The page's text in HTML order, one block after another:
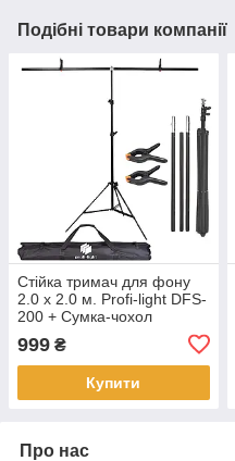
Подібні товари компанії
Стійка тримач для фону
2.0 х 2.0 м. Profi-light DFS-
200 + Сумка-чохол
999 ₴
Купити
Про нас